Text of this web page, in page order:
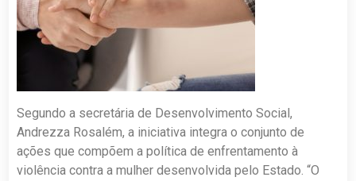
Segundo a secretária de Desenvolvimento Social,
Andrezza Rosalém, a iniciativa integra o conjunto de
ações que compõem a política de enfrentamento à
violência contra a mulher desenvolvida pelo Estado. “O